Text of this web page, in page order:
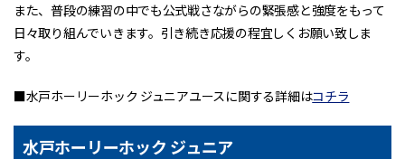
また、普段の練習の中でも公式戦さながらの緊張感と強度をもって
日々取り組んでいきます。引き続き応援の程宜しくお願い致しま
す。
■水戸ホーリーホック ジュニアユースに関する詳細はコチラ
水戸ホーリーホック ジュニア